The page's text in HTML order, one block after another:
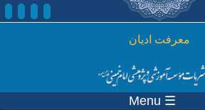
رفتن به محتوای اصلی
معرفت ادیان
☰ Menu